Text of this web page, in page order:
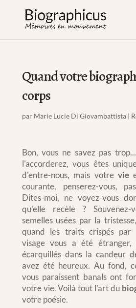
Quand votre
corps
par Marie Lucie Di Giovambattista|
Bon, vous ne savez pas
l'accorderez, vous êtes
d'entre-nous, mais votre vie
courante, penserez-vous,
Dites-moi, ne voyez-vous
qu'elle recèle ? Souvenez-
semelles usées par la
quand les traits crispés par
visage vous a été étranger,
écarquillés dans la candeur
avez été heureux. Au fond,
vous paraissent banals ont
votre vie. Voilà tout l'art du
votre poésie.